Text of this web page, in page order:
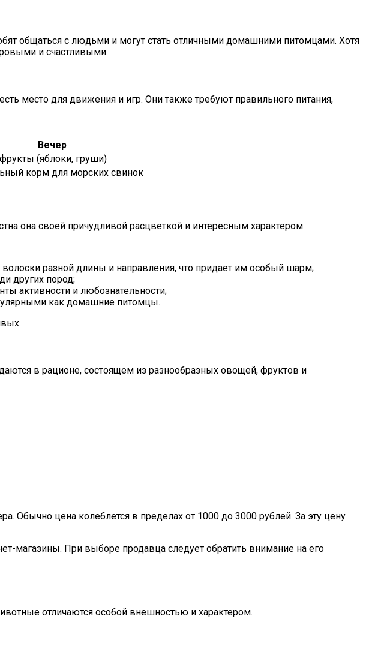
общаться с людьми и могут стать отличными домашними питомцами. Хотя
и счастливыми.
место для движения и игр. Они также требуют правильного питания,
Вечер
(яблоки, груши)
корм для морских свинок
она своей причудливой расцветкой и интересным характером.
разной длины и направления, что придает им особый шарм;
других пород;
активности и любознательности;
как домашние питомцы.
в рационе, состоящем из разнообразных овощей, фруктов и
Обычно цена колеблется в пределах от 1000 до 3000 рублей. За эту цену
магазины. При выборе продавца следует обратить внимание на его
отличаются особой внешностью и характером.